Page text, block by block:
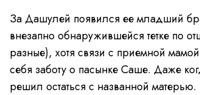
За Дашулей появился ее младший
внезапно обнаружившейся тетке по
разные), хотя связи с приемной
себя заботу о пасынке Саше. Даже
решил остаться с названной матерью.